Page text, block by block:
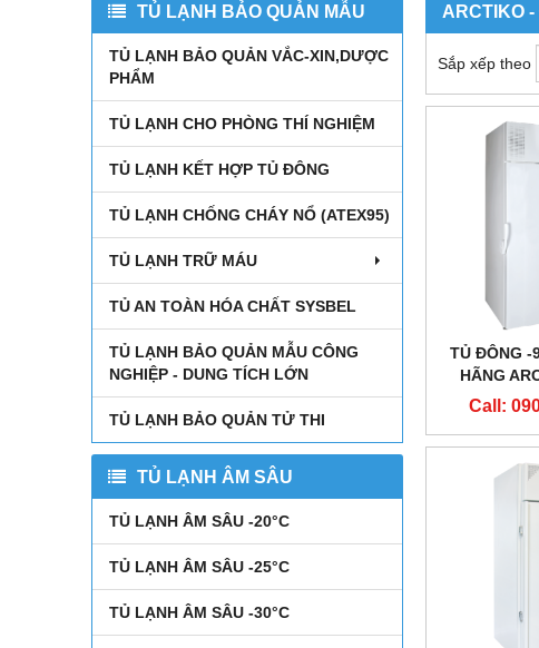
TỦ LẠNH BẢO QUẢN MẪU
TỦ LẠNH BẢO QUẢN VẮC-XIN,DƯỢC
PHẨM
TỦ LẠNH CHO PHÒNG THÍ NGHIỆM
TỦ LẠNH KẾT HỢP TỦ ĐÔNG
TỦ LẠNH CHỐNG CHÁY NỔ (ATEX95)
TỦ LẠNH TRỮ MÁU
TỦ AN TOÀN HÓA CHẤT SYSBEL
TỦ LẠNH BẢO QUẢN MẪU CÔNG
NGHIỆP - DUNG TÍCH LỚN
TỦ LẠNH BẢO QUẢN TỬ THI
TỦ LẠNH ÂM SÂU
TỦ LẠNH ÂM SÂU -20°C
TỦ LẠNH ÂM SÂU -25°C
TỦ LẠNH ÂM SÂU -30°C
ARCTIKO
Sắp xếp theo
TỦ ĐÔNG -
HÃNG
Call: